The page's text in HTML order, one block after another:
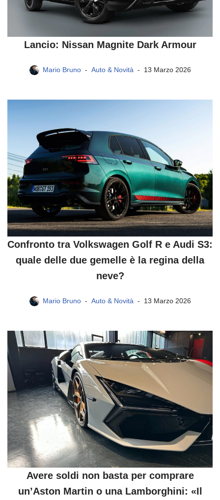
Lancio: Nissan Magnite Dark Armour
Mario Bruno Auto & Novità 13 Marzo 2026
Confronto tra Volkswagen Golf R e Audi S3:
quale delle due gemelle è la regina della
neve?
Mario Bruno Auto & Novità 13 Marzo 2026
Avere soldi non basta per comprare
un’Aston Martin o una Lamborghini: «Il